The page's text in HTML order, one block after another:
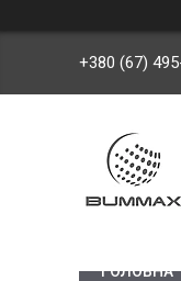
+380 (67)
ГОЛОВНА